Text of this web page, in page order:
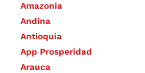
Amazonia
Andina
Antioquia
App Prosperidad
Arauca